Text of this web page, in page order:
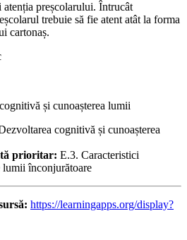
atenția preșcolarului. Întrucât
trebuie să fie atent atât la forma
cartonaș.
și cunoașterea lumii
cognitivă și cunoașterea
prioritar: E.3. Caracteristici
lumii înconjurătoare
https://learningapps.org/display?